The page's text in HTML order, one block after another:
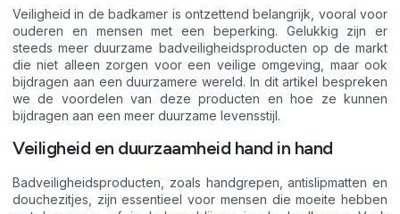
Veiligheid in de badkamer is ontzettend belangrijk, vooral voor
ouderen en mensen met een beperking. Gelukkig zijn er
steeds meer duurzame badveiligheidsproducten op de markt
die niet alleen zorgen voor een veilige omgeving, maar ook
bijdragen aan een duurzamere wereld. In dit artikel bespreken
we de voordelen van deze producten en hoe ze kunnen
bijdragen aan een meer duurzame levensstijl.
Veiligheid en duurzaamheid hand in hand
Badveiligheidsproducten, zoals handgrepen, antislipmatten en
douchezitjes, zijn essentieel voor mensen die moeite hebben